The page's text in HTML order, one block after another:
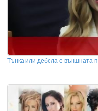
Тънка или дебела е външната